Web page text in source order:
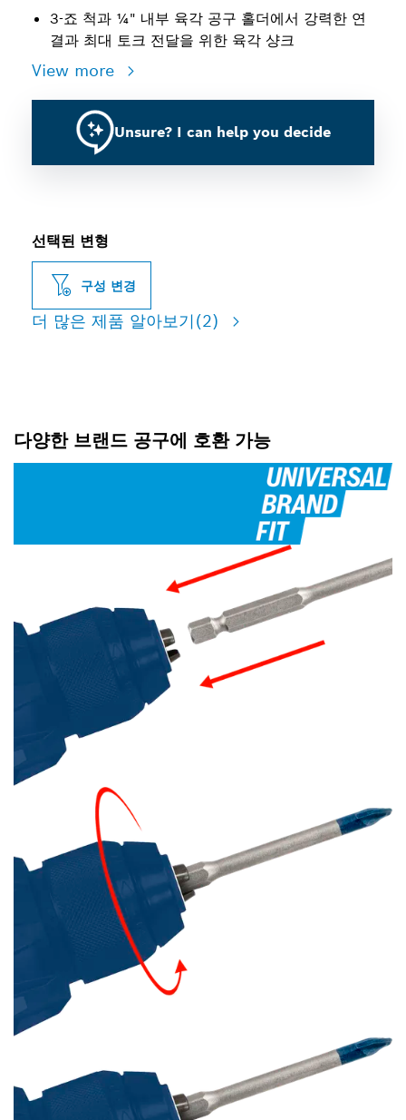
3-죠 척과 ¼" 내부 육각 공구 홀더에서 강력한 연
결과 최대 토크 전달을 위한 육각 샹크
View more
Unsure? I can help you decide
선택된 변형
구성 변경
더 많은 제품 알아보기(2)
다양한 브랜드 공구에 호환 가능